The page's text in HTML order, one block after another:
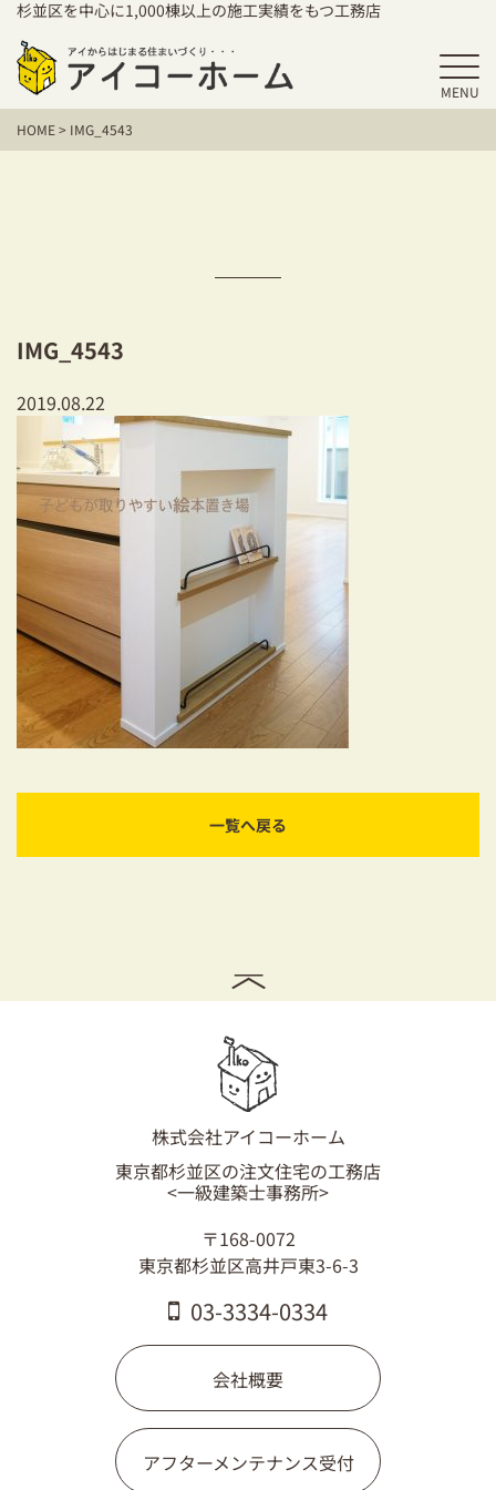
杉並区を中心に1,000棟以上の施工実績をもつ工務店
MENU
HOME
アイコーホームの家づくり
二世帯住宅をお考えの方
建て替えをお考えの方
耐震対策も安心の家づくり
リフォーム・リノベーションをお考えの方
必見！土地からお探しの方へ
資金計画についてのご相談
ショールーム
採用情報
03-3334-0334
HOME> IMG_4543
IMG_4543
2019.08.22
一覧へ戻る
株式会社アイコーホーム
東京都杉並区の注文住宅の工務店
<一級建築士事務所>
〒168-0072
東京都杉並区高井戸東3-6-3
03-3334-0334
会社概要
アフターメンテナンス受付